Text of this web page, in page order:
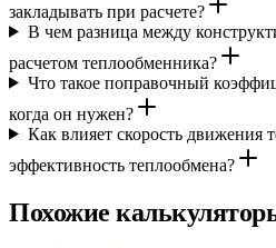
закладывать при расчете?
В чем разница между
расчетом теплообменника?
Что такое поправочный
когда он нужен?
Как влияет скорость движения
эффективность теплообмена?
Похожие